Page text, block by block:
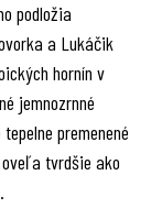
podložia
a Lukáčik
hornín v
jemnozrnné
premenené
tvrdšie ako